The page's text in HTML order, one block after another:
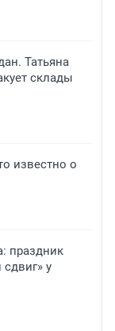
Татьяна
склады
известно о
праздник
у